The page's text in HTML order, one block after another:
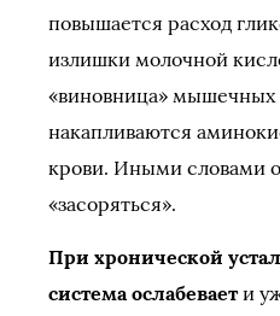
повышается расход
излишки молочной
«виновница» мышечных
накапливаются
крови. Иными словами
«засоряться».
При хронической
система ослабеваети